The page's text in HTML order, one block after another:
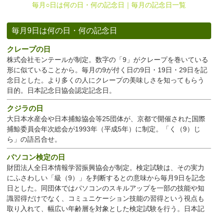
毎月○日は何の日・何の記念日｜毎月の記念日一覧
毎月9日は何の日・何の記念日
クレープの日
株式会社モンテールが制定。数字の「9」がクレープを巻いている
形に似ていることから。毎月の9が付く日の9日・19日・29日を記
念日とした。より多くの人にクレープの美味しさを知ってもらう
目的。日本記念日協会認定記念日。
クジラの日
大日本水産会や日本捕鯨協会等25団体が、京都で開催された国際
捕鯨委員会年次総会が1993年（平成5年）に制定。「く（9）じ
ら」の語呂合せ。
パソコン検定の日
財団法人全日本情報学習振興協会が制定。検定試験は、その実力
にふさわしい「級（9）」を判断するとの意味から毎月9日を記念
日とした。同団体ではパソコンのスキルアップを一部の技能や知
識習得だけでなく、コミュニケーション技能の習得という視点も
取り入れて、幅広い年齢層を対象とした検定試験を行う。日本記